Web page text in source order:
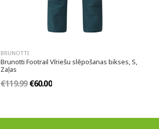
BRUNOTTI
Brunotti Footrail Vīriešu slēpošanas bikses, S,
Zaļas
€119.99€60.00